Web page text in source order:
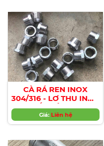
CÀ RÁ REN INOX
304/316 - LƠ THU INOX
- NỐI GIẢM REN
TRONG REN NGOÀI
INOX 304/316
Giá: Liên hệ